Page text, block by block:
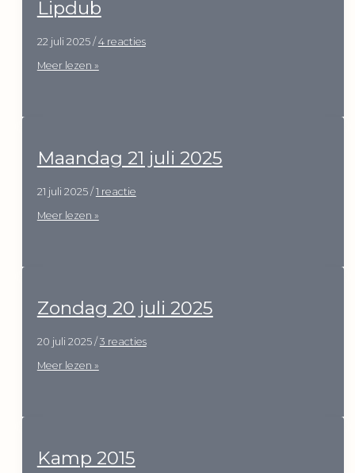
Lipdub
22 juli 2025 / 4 reacties
Lipdub
Meer lezen »
Maandag 21 juli 2025
21 juli 2025 / 1 reactie
Maandag
Meer lezen »
Zondag 20 juli 2025
20 juli 2025 / 3 reacties
Zondag
Meer lezen »
Kamp 2015